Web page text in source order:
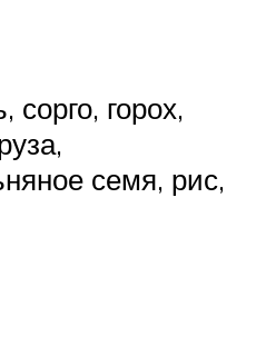
горох,
семя, рис,